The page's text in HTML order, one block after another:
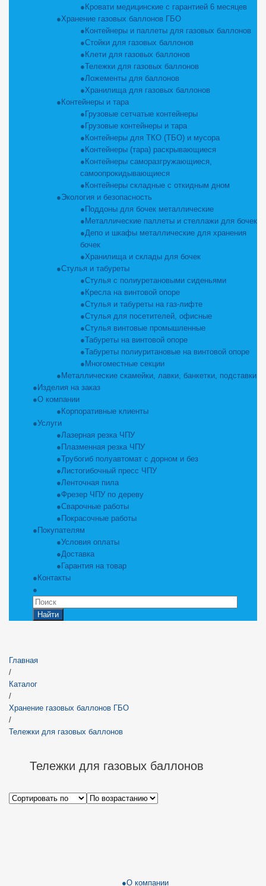
Кровати медицинские с гарантией 6 месяцев
Хранение газовых баллонов ГБО
Контейнеры и паллеты для газовых баллонов
Стойки для газовых баллонов
Клети для газовых баллонов
Тележки для газовых баллонов
Ложементы для баллонов
Хранилища для газовых баллонов
Контейнеры и тара
Грузовые сетчатые контейнеры
Грузовые контейнеры и тара
Контейнеры для ТКО (ТБО) и мусора
Контейнеры (тара) раскрывающиеся
Контейнеры саморазгружающиеся,
самоопрокидывающиеся
Контейнеры складные с откидным дном
Экология и безопасность
Поддоны для бочек металлические
Металлические паллеты и стеллажи для бочек
Депо и шкафы металлические для хранения
бочек
Хранилища и склады для бочек
Стулья и табуреты
Стулья с полиуретановыми сиденьями
Кресла на винтовой опоре
Стулья и табуреты на газ-лифте
Стулья для посетителей, офисные
Стулья винтовые промышленные
Табуреты на винтовой опоре
Табуреты полиуритановые на винтовой опоре
Многоместные секции
Металлические скамейки, лавки, банкетки, подставки
Изделия на заказ
О компании
Корпоративные клиенты
Услуги
Лазерная резка ЧПУ
Плазменная резка ЧПУ
Трубогиб полуавтомат с дорном и без
Листогибочный пресс ЧПУ
Ленточная пила
Фрезер ЧПУ по дереву
Сварочные работы
Покрасочные работы
Покупателям
Условия оплаты
Доставка
Гарантия на товар
Контакты
Найти
Главная
/
Каталог
/
Хранение газовых баллонов ГБО
/
Тележки для газовых баллонов
Тележки для газовых баллонов
О компании